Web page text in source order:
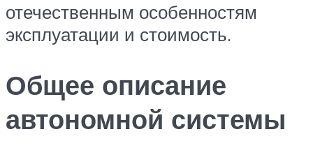
отечественным особенностям
эксплуатации и стоимость.
Общее описание
автономной системы